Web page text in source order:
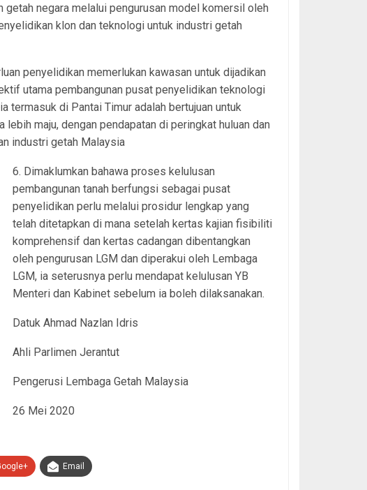
getah negara melalui pengurusan model komersil oleh
klon dan teknologi untuk industri getah
penyelidikan memerlukan kawasan untuk dijadikan
utama pembangunan pusat penyelidikan teknologi
termasuk di Pantai Timur adalah bertujuan untuk
maju, dengan pendapatan di peringkat huluan dan
industri getah Malaysia
6. Dimaklumkan bahawa proses kelulusan
pembangunan tanah berfungsi sebagai pusat
penyelidikan perlu melalui prosidur lengkap yang
telah ditetapkan di mana setelah kertas kajian fisibiliti
komprehensif dan kertas cadangan dibentangkan
oleh pengurusan LGM dan diperakui oleh Lembaga
LGM, ia seterusnya perlu mendapat kelulusan YB
Menteri dan Kabinet sebelum ia boleh dilaksanakan.
Datuk Ahmad Nazlan Idris
Ahli Parlimen Jerantut
Pengerusi Lembaga Getah Malaysia
26 Mei 2020
Email